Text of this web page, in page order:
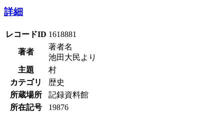
詳細
レコードID 1618881
著者
著者名
池田大民より
主題
村
カテゴリ
歴史
所蔵場所
記録資料館
所在記号
19876